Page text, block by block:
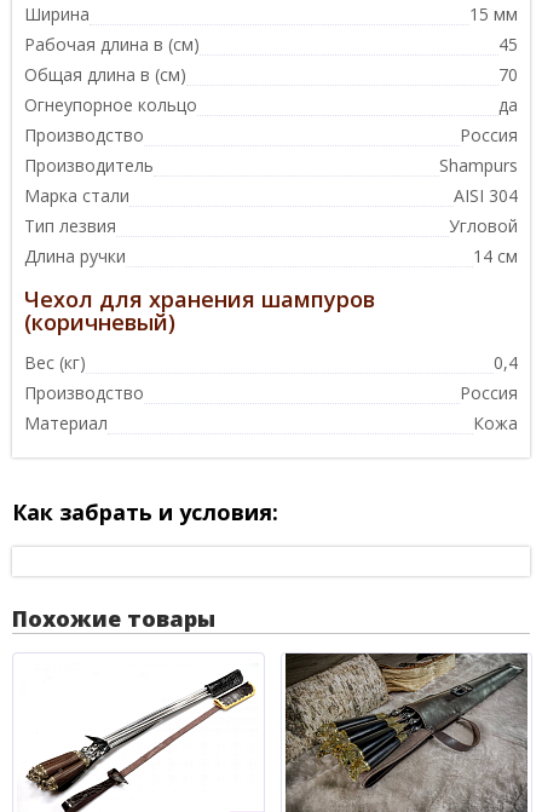
Ширина
15 мм
Рабочая длина в (см)
45
Общая длина в (см)
70
Огнеупорное кольцо
да
Производство
Россия
Производитель
Shampurs
Марка стали
AISI 304
Тип лезвия
Угловой
Длина ручки
14 см
Чехол для хранения шампуров
(коричневый)
Вес (кг)
0,4
Производство
Россия
Материал
Кожа
Как забрать и условия:
Похожие товары